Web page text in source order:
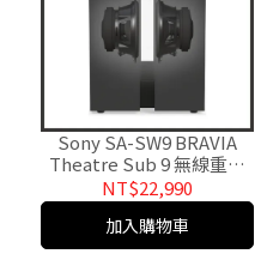
Sony SA-SW9 BRAVIA
Theatre Sub 9 無線重低
音揚聲器.台灣公司貨
NT$22,990
加入購物車